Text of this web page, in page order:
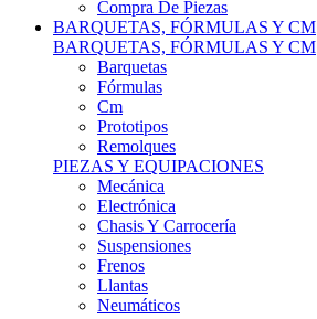
Compra De Piezas
BARQUETAS, FÓRMULAS Y CM
BARQUETAS, FÓRMULAS Y CM
Barquetas
Fórmulas
Cm
Prototipos
Remolques
PIEZAS Y EQUIPACIONES
Mecánica
Electrónica
Chasis Y Carrocería
Suspensiones
Frenos
Llantas
Neumáticos